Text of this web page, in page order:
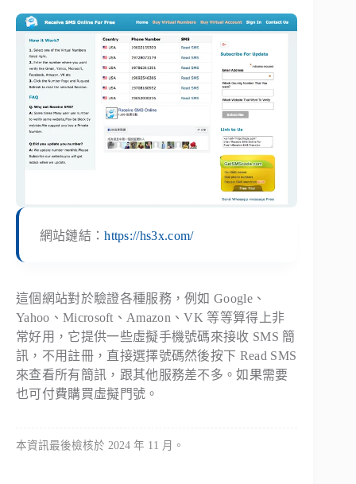
網站鏈結：https://hs3x.com/
這個網站對於驗證各種服務，例如 Google、
Yahoo、Microsoft、Amazon、VK 等等算得上非
常好用，它提供一些虛擬手機號碼來接收 SMS 簡
訊，不用註冊，直接選擇號碼然後按下 Read SMS
來查看所有簡訊，跟其他服務差不多。如果需要
也可付費購買虛擬門號。
本資訊最後檢核於 2024 年 11 月。